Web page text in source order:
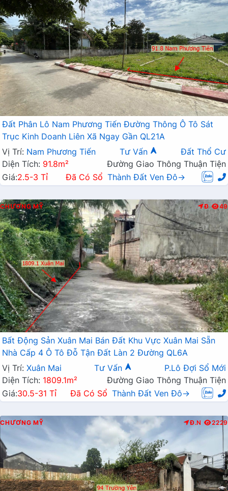
Đất Phân Lô Nam Phương Tiến Đường Thông Ô Tô Sát
Trục Kinh Doanh Liên Xã Ngay Gần QL21A
Vị Trí: Nam Phương Tiến Tư Vấn
Đất Thổ Cư
Diện Tích: 91.8m²
Đường Giao Thông Thuận Tiện
Giá:2.5-3 Tỉ Đã Có Sổ Thành Đất Ven Đô→
CHƯƠNG MỸ Đ 49
Bất Động Sản Xuân Mai Bán Đất Khu Vực Xuân Mai Sẵn
Nhà Cấp 4 Ô Tô Đỗ Tận Đất Làn 2 Đường QL6A
Vị Trí: Xuân Mai Tư Vấn
P.Lô Đợi Sổ Mới
Diện Tích: 1809.1m²
Đường Giao Thông Thuận Tiện
Giá:30.5-31 Tỉ Đã Có Sổ Thành Đất Ven Đô→
CHƯƠNG MỸ Đ.N 2229